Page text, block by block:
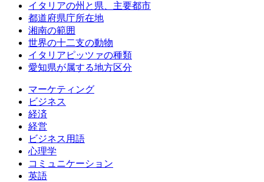
イタリアの州と県、主要都市
都道府県庁所在地
湘南の範囲
世界の十二支の動物
イタリアピッツァの種類
愛知県が属する地方区分
マーケティング
ビジネス
経済
経営
ビジネス用語
心理学
コミュニケーション
英語